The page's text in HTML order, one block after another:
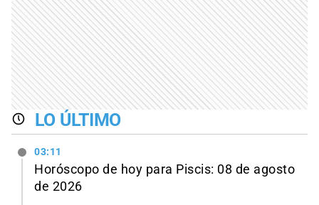
LO ÚLTIMO
03:11
Horóscopo de hoy para Piscis: 08 de agosto
de 2026